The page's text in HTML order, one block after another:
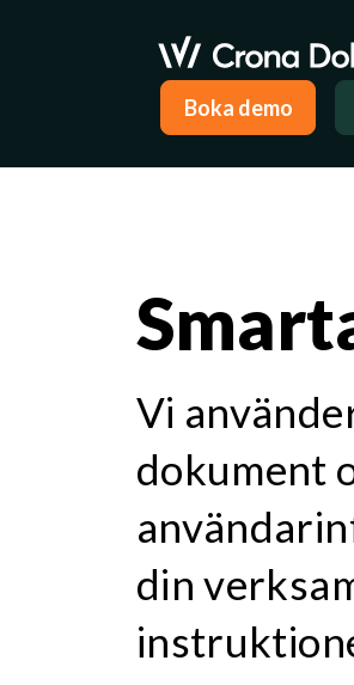
Boka demo
Vi
dokument
din